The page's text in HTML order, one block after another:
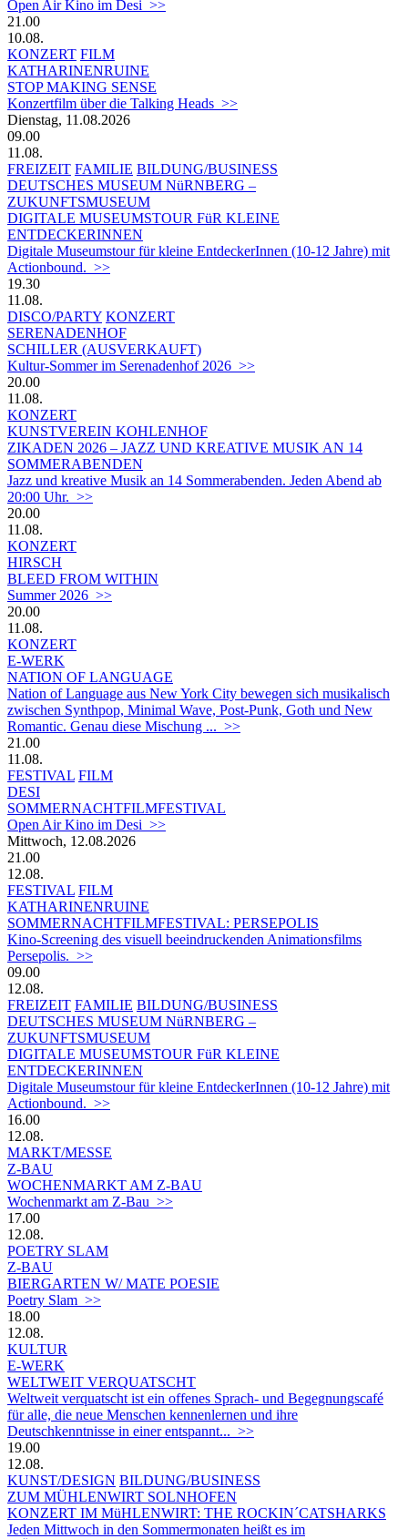
Open Air Kino im Desi >>
21.00
10.08.
KONZERT FILM
KATHARINENRUINE
STOP MAKING SENSE
Konzertfilm über die Talking Heads >>
Dienstag, 11.08.2026
09.00
11.08.
FREIZEIT FAMILIE BILDUNG/BUSINESS
DEUTSCHES MUSEUM NüRNBERG –
ZUKUNFTSMUSEUM
DIGITALE MUSEUMSTOUR FüR KLEINE
ENTDECKERINNEN
Digitale Museumstour für kleine EntdeckerInnen (10-12 Jahre) mit
Actionbound. >>
19.30
11.08.
DISCO/PARTY KONZERT
SERENADENHOF
SCHILLER (AUSVERKAUFT)
Kultur-Sommer im Serenadenhof 2026 >>
20.00
11.08.
KONZERT
KUNSTVEREIN KOHLENHOF
ZIKADEN 2026 – JAZZ UND KREATIVE MUSIK AN 14
SOMMERABENDEN
Jazz und kreative Musik an 14 Sommerabenden. Jeden Abend ab
20:00 Uhr. >>
20.00
11.08.
KONZERT
HIRSCH
BLEED FROM WITHIN
Summer 2026 >>
20.00
11.08.
KONZERT
E-WERK
NATION OF LANGUAGE
Nation of Language aus New York City bewegen sich musikalisch
zwischen Synthpop, Minimal Wave, Post-Punk, Goth und New
Romantic. Genau diese Mischung ... >>
21.00
11.08.
FESTIVAL FILM
DESI
SOMMERNACHTFILMFESTIVAL
Open Air Kino im Desi >>
Mittwoch, 12.08.2026
21.00
12.08.
FESTIVAL FILM
KATHARINENRUINE
SOMMERNACHTFILMFESTIVAL: PERSEPOLIS
Kino-Screening des visuell beeindruckenden Animationsfilms
Persepolis. >>
09.00
12.08.
FREIZEIT FAMILIE BILDUNG/BUSINESS
DEUTSCHES MUSEUM NüRNBERG –
ZUKUNFTSMUSEUM
DIGITALE MUSEUMSTOUR FüR KLEINE
ENTDECKERINNEN
Digitale Museumstour für kleine EntdeckerInnen (10-12 Jahre) mit
Actionbound. >>
16.00
12.08.
MARKT/MESSE
Z-BAU
WOCHENMARKT AM Z-BAU
Wochenmarkt am Z-Bau >>
17.00
12.08.
POETRY SLAM
Z-BAU
BIERGARTEN W/ MATE POESIE
Poetry Slam >>
18.00
12.08.
KULTUR
E-WERK
WELTWEIT VERQUATSCHT
Weltweit verquatscht ist ein offenes Sprach- und Begegnungscafé
für alle, die neue Menschen kennenlernen und ihre
Deutschkenntnisse in einer entspannt... >>
19.00
12.08.
KUNST/DESIGN BILDUNG/BUSINESS
ZUM MÜHLENWIRT SOLNHOFEN
KONZERT IM MüHLENWIRT: THE ROCKIN´CATSHARKS
Jeden Mittwoch in den Sommermonaten heißt es im